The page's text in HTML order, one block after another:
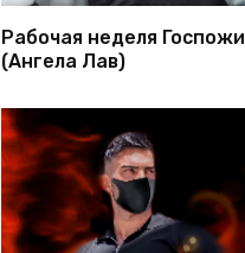
Рабочая неделя Госпожи
(Ангела Лав)